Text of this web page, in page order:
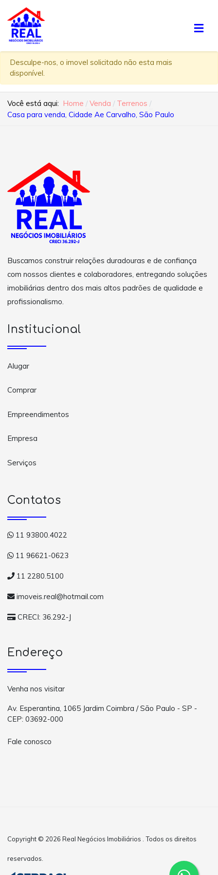
Desculpe-nos, o imovel solicitado não esta mais
disponível.
Você está aqui: Home Venda
Terrenos
Casa para venda, Cidade Ae Carvalho, São Paulo
Buscamos construir relações duradouras e de confiança
com nossos clientes e colaboradores, entregando soluções
imobiliárias dentro dos mais altos padrões de qualidade e
profissionalismo.
Institucional
Alugar
Comprar
Empreendimentos
Empresa
Serviços
Contatos
11 93800.4022
11 96621-0623
11 2280.5100
imoveis.real@hotmail.com
CRECI: 36.292-J
Endereço
Venha nos visitar
Av. Esperantina, 1065 Jardim Coimbra / São Paulo - SP -
CEP: 03692-000
Fale conosco
Copyright © 2026 Real Negócios Imobiliários . Todos os direitos
reservados.